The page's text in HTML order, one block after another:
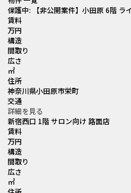
保護中: 【非公開案件】小田原 6階 ラ
賃料
万円
構造
間取り
広さ
㎡
住所
神奈川県小田原市栄町
交通
詳細を見る
新宿西口 1階 サロン向け 路面店
賃料
万円
構造
間取り
広さ
㎡